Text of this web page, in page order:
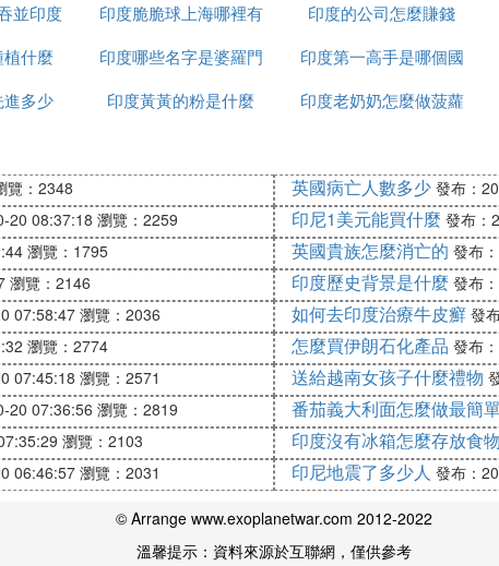
種如東北大米、日本越光米。
見品種如泰國香米、印度香米。
和土壤條件優越，口感好。
。
米。
發黃或發黑。
，口感好。
並印度 印度脆脆球上海哪裡有 印度的公司怎麼賺錢
什麼
印度哪些名字是婆羅門
種姓
印度第一高手是哪個國
家
進多少 印度黃黃的粉是什麼 印度老奶奶怎麼做菠蘿
覽：2348 英國病亡人數多少 發布：
20 08:37:18 瀏覽：2259 印尼1美元能買什麼 發布：
瀏覽：1795 英國貴族怎麼消亡的 發布
瀏覽：2146 印度歷史背景是什麼 發布
07:58:47 瀏覽：2036 如何去印度治療牛皮癬 發
瀏覽：2774 怎麼買伊朗石化產品 發布
07:45:18 瀏覽：2571 送給越南女孩子什麼禮物
20 07:36:56 瀏覽：2819 番茄義大利面怎麼做最簡
瀏覽：2103 印度沒有冰箱怎麼存放食物
06:46:57 瀏覽：2031 印尼地震了多少人 發布：
© Arrange www.exoplanetwar.com 2012-2022
溫馨提示：資料來源於互聯網，僅供參考